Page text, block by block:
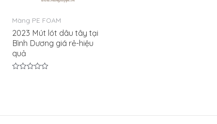
Màng PE FOAM
2023 Mút lót dâu tây tại
Bình Dương giá rẻ-hiệu
quả